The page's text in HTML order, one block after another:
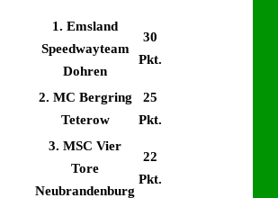
1. Emsland
Speedwayteam
Dohren
30
Pkt.
2. MC Bergring
Teterow
25
Pkt.
3. MSC Vier
Tore
Neubrandenburg
22
Pkt.